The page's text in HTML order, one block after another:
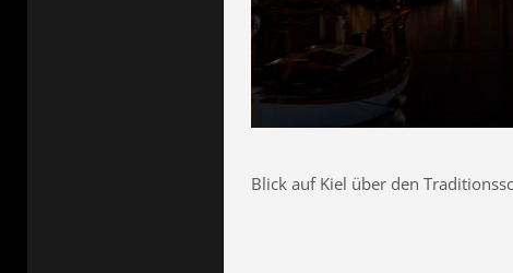
Blick auf Kiel über den